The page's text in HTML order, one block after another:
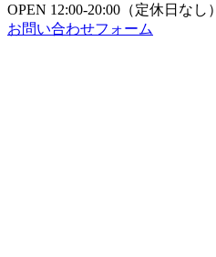
OPEN 12:00-20:00（定休日なし）
お問い合わせフォーム